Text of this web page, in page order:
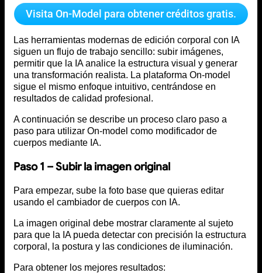
Visita On-Model para obtener créditos gratis.
Las herramientas modernas de edición corporal con IA
siguen un flujo de trabajo sencillo: subir imágenes,
permitir que la IA analice la estructura visual y generar
una transformación realista. La plataforma On-model
sigue el mismo enfoque intuitivo, centrándose en
resultados de calidad profesional.
A continuación se describe un proceso claro paso a
paso para utilizar On-model como modificador de
cuerpos mediante IA.
Paso 1 – Subir la imagen original
Para empezar, sube la foto base que quieras editar
usando el cambiador de cuerpos con IA.
La imagen original debe mostrar claramente al sujeto
para que la IA pueda detectar con precisión la estructura
corporal, la postura y las condiciones de iluminación.
Para obtener los mejores resultados: